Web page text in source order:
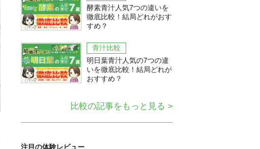
酵素青汁人気7つの違いを
徹底比較！結局どれがおす
すめ？
青汁比較
明日葉青汁人気の7つの違
いを徹底比較！結局どれが
おすすめ？
比較の記事をもっと見る >
注目の体験レビュー